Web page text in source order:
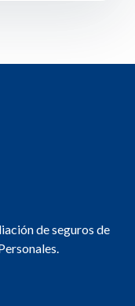
de seguros de